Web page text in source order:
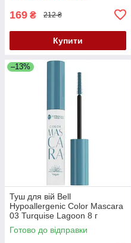
169 ₴ 212 ₴
Купити
–13%
Туш для вій Bell
Hypoallergenic Color Mascara
03 Turquise Lagoon 8 г
Готово до відправки